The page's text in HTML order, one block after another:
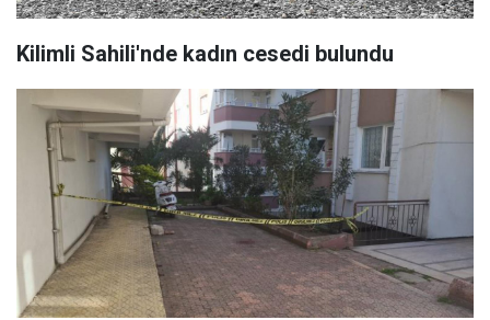
Kilimli Sahili'nde kadın cesedi bulundu